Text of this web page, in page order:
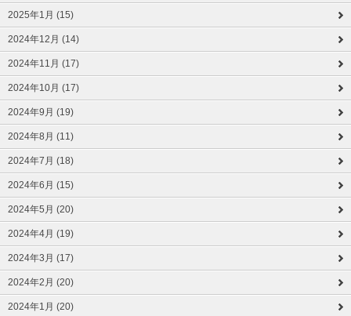
2025年1月 (15)
2024年12月 (14)
2024年11月 (17)
2024年10月 (17)
2024年9月 (19)
2024年8月 (11)
2024年7月 (18)
2024年6月 (15)
2024年5月 (20)
2024年4月 (19)
2024年3月 (17)
2024年2月 (20)
2024年1月 (20)